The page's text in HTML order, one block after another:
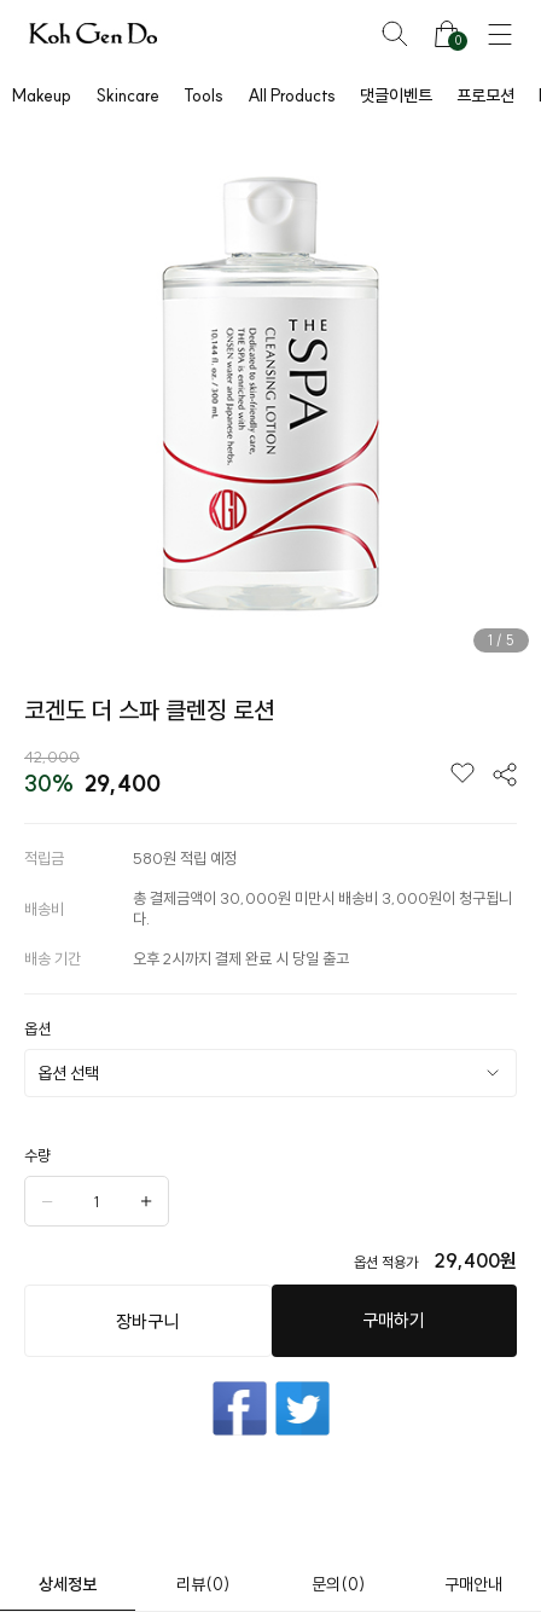
0
Makeup Skincare Tools All Products 댓글이벤트 프로모션
1 / 5
코겐도 더 스파 클렌징 로션
42,000
30% 29,400
적립금 580원 적립 예정
배송비
총 결제금액이 30,000원 미만시 배송비 3,000원이 청구됩니
다.
배송 기간 오후 2시까지 결제 완료 시 당일 출고
옵션
수량
옵션 적용가 29,400원
장바구니 구매하기
상세정보 리뷰(0) 문의 (0) 구매안내